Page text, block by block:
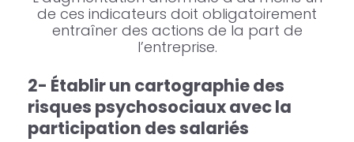
de ces indicateurs doit obligatoirement
entraîner des actions de la part de
l’entreprise.
2- Établir un cartographie des
risques psychosociaux avec la
participation des salariés